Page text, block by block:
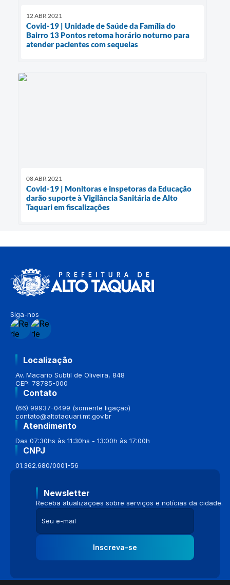
12 ABR 2021
Covid-19 | Unidade de Saúde da Família do
Bairro 13 Pontos retoma horário noturno para
atender pacientes com sequelas
08 ABR 2021
Covid-19 | Monitoras e inspetoras da Educação
darão suporte à Vigilância Sanitária de Alto
Taquari em fiscalizações
Siga-nos
Localização
Av. Macario Subtil de Oliveira, 848
CEP: 78785-000
Contato
(66) 99937-0499 (somente ligação)
contato@altotaquari.mt.gov.br
Atendimento
Das 07:30hs às 11:30hs - 13:00h às 17:00h
CNPJ
01.362.680/0001-56
Newsletter
Receba atualizações sobre serviços e notícias da cidade.
Inscreva-se